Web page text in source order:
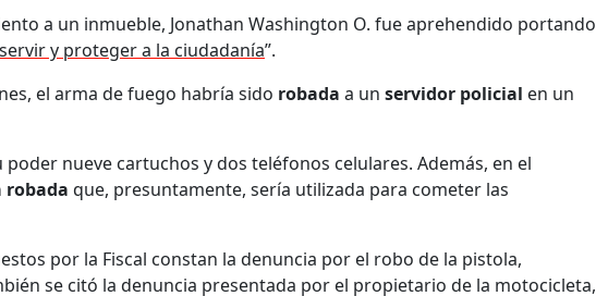
a un inmueble, Jonathan Washington O. fue aprehendido portando
servir y proteger a la ciudadanía”.
el arma de fuego habría sido robada a un servidor policial en un
poder nueve cartuchos y dos teléfonos celulares. Además, en el
robada que, presuntamente, sería utilizada para cometer las
por la Fiscal constan la denuncia por el robo de la pistola,
se citó la denuncia presentada por el propietario de la motocicleta,